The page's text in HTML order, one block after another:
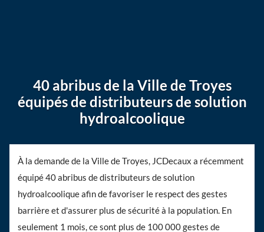
40 abribus de la Ville de Troyes
équipés de distributeurs de solution
hydroalcoolique
À la demande de la Ville de Troyes, JCDecaux a récemment
équipé 40 abribus de distributeurs de solution
hydroalcoolique afin de favoriser le respect des gestes
barrière et d'assurer plus de sécurité à la population. En
seulement 1 mois, ce sont plus de 100 000 gestes de